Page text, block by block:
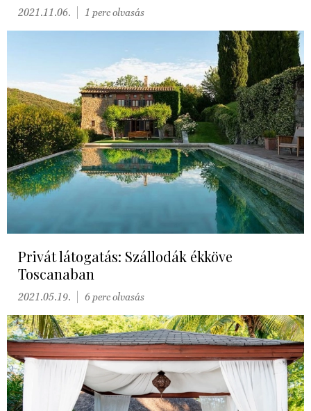
2021.11.06. 1 perc olvasás
Privát látogatás: Szállodák ékköve
Toscanaban
2021.05.19. 6 perc olvasás